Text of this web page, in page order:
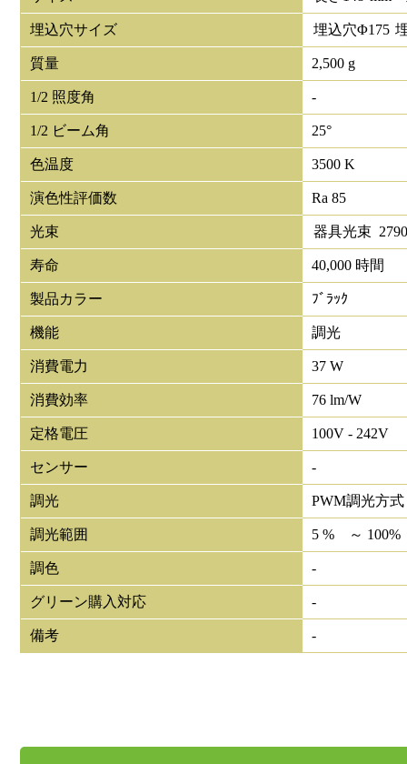
埋込穴サイズ 埋込穴Φ175
質量 2,500 g
1/2 照度角 -
1/2 ビーム角 25°
色温度 3500 K
演色性評価数 Ra 85
光束 器具光束
寿命 40,000 時間
製品カラー ﾌﾞﾗｯｸ
機能 調光
消費電力 37 W
消費効率 76 lm/W
定格電圧 100V - 242V
センサー -
調光 PWM調光方式
調光範囲 5 % ～ 100%
調色 -
グリーン購入対応 -
備考 -